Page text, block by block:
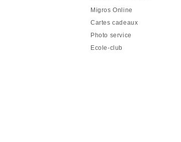
Migros Online
Cartes cadeaux
Photo service
Ecole-club